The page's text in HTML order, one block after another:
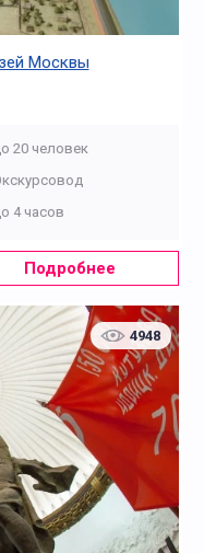
Москвы
20 человек
4 часов
Подробнее
4948